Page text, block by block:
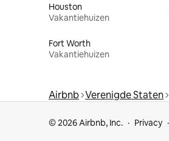
Houston
Vakantiehuizen
Fort Worth
Vakantiehuizen
Airbnb Verenigde Staten
© 2026 Airbnb, Inc. Privacy